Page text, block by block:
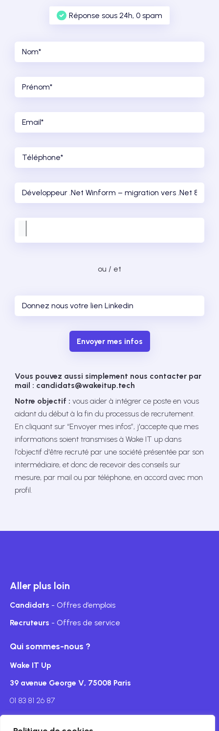
Réponse sous 24h, 0 spam
ou / et
Envoyer mes infos
Vous pouvez aussi simplement nous contacter par
mail : candidats@wakeitup.tech
Notre objectif : vous aider à intégrer ce poste en vous
aidant du début à la fin du processus de recrutement.
En cliquant sur “Envoyer mes infos”, j'accepte que mes
informations soient transmises à Wake IT up dans
l'objectif d'être recruté par une société présentée par son
intermédiaire, et donc de recevoir des conseils sur
mesure, par mail ou par téléphone, en accord avec mon
profil.
Aller plus loin
Candidats - Offres d’emplois
Recruteurs - Offres de service
Qui sommes-nous ?
Wake IT Up
39 avenue George V, 75008 Paris
01 83 81 26 87